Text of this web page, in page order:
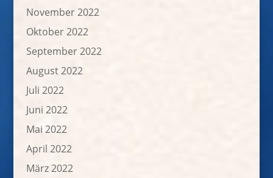
November 2022
Oktober 2022
September 2022
August 2022
Juli 2022
Juni 2022
Mai 2022
April 2022
März 2022